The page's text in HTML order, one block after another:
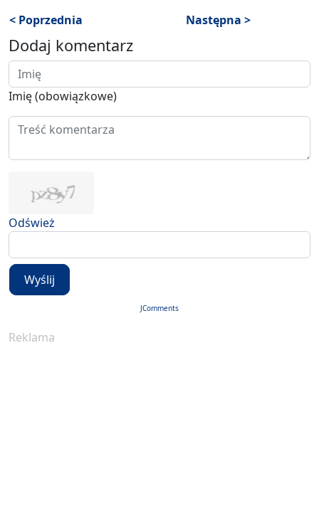
< Poprzednia
Następna >
Dodaj komentarz
Imię (obowiązkowe)
Odśwież
Wyślij
JComments
Reklama